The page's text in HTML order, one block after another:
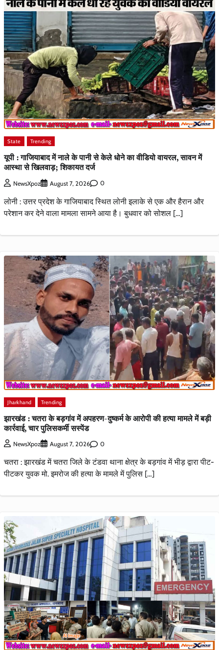
State Trending
यूपी : गाजियाबाद में नाले के पानी से केले धोने का वीडियो वायरल, सावन में
आस्था से खिलवाड़; शिकायत दर्ज
NewsXpoz August 7, 2026 0
लोनी : उत्तर प्रदेश के गाजियाबाद स्थित लोनी इलाके से एक और हैरान और
परेशान कर देने वाला मामला सामने आया है। बुधवार को सोशल […]
Jharkhand Trending
झारखंड : चतरा के बड़गांव में अपहरण-दुष्कर्म के आरोपी की हत्या मामले में बड़ी
कार्रवाई, चार पुलिसकर्मी सस्पेंड
NewsXpoz August 7, 2026 0
चतरा : झारखंड में चतरा जिले के टंडवा थाना क्षेत्र के बड़गांव में भीड़ द्वारा पीट-
पीटकर युवक मो. इमरोज की हत्या के मामले में पुलिस […]